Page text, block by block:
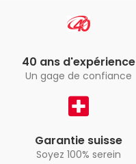
40 ans d'expérience
Un gage de confiance
Garantie suisse
Soyez 100% serein